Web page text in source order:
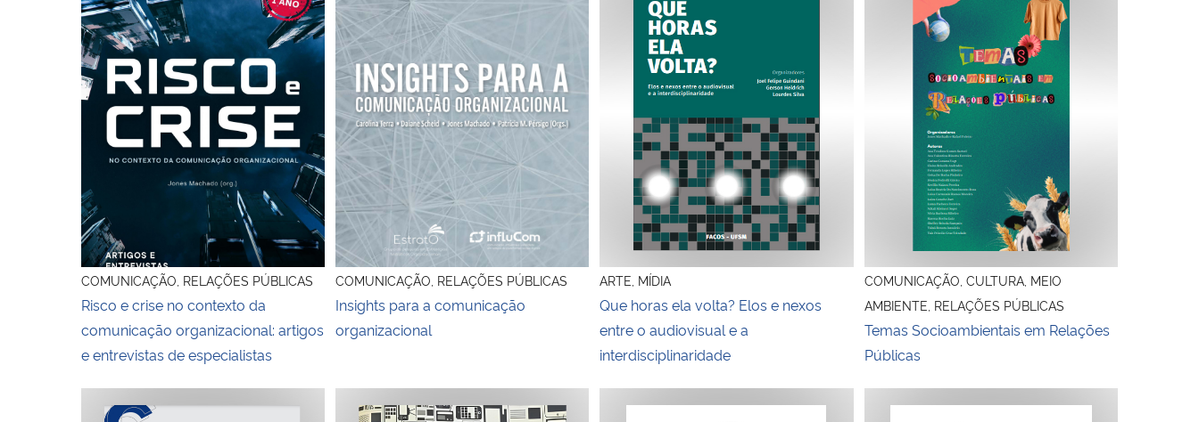
COMUNICAÇÃO, RELAÇÕES PÚBLICAS
Risco e crise no contexto da
comunicação organizacional: artigos
e entrevistas de especialistas
COMUNICAÇÃO, RELAÇÕES PÚBLICAS
Insights para a comunicação
organizacional
ARTE, MÍDIA
Que horas ela volta? Elos e nexos
entre o audiovisual e a
interdisciplinaridade
COMUNICAÇÃO, CULTURA, MEIO
AMBIENTE, RELAÇÕES PÚBLICAS
Temas Socioambientais em Relações
Públicas